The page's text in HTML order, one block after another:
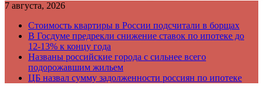
7 августа, 2026
Стоимость квартиры в России подсчитали в борщах
В Госдуме предрекли снижение ставок по ипотеке до
12-13% к концу года
Названы российские города с сильнее всего
подорожавшим жильем
ЦБ назвал сумму задолженности россиян по ипотеке